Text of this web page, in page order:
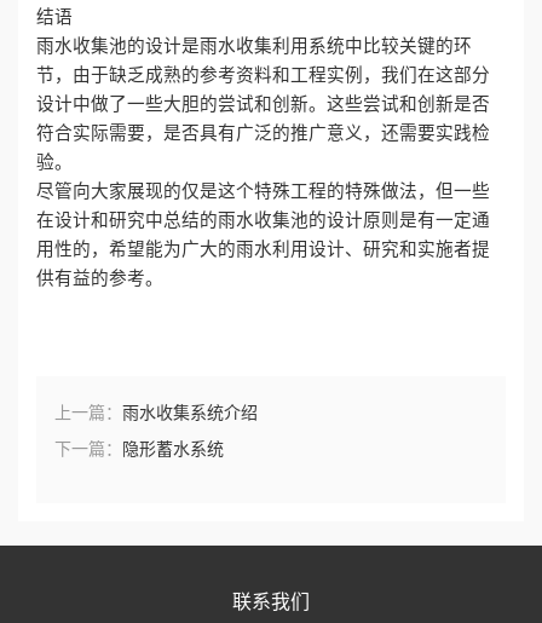
结语
雨水收集池的设计是雨水收集利用系统中比较关键的环
节，由于缺乏成熟的参考资料和工程实例，我们在这部分
设计中做了一些大胆的尝试和创新。这些尝试和创新是否
符合实际需要，是否具有广泛的推广意义，还需要实践检
验。
尽管向大家展现的仅是这个特殊工程的特殊做法，但一些
在设计和研究中总结的雨水收集池的设计原则是有一定通
用性的，希望能为广大的雨水利用设计、研究和实施者提
供有益的参考。
上一篇： 雨水收集系统介绍
下一篇： 隐形蓄水系统
联系我们